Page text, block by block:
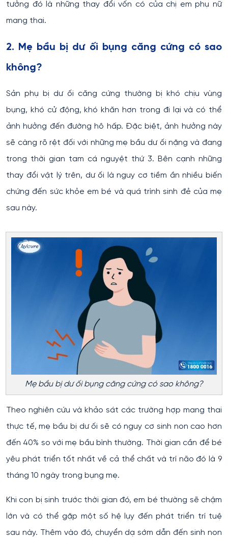
tưởng đó là những thay đổi vốn có của chị em phụ nữ
mang thai.
2. Mẹ bầu bị dư ối bụng căng cứng có sao
không?
Sản phụ bị dư ối căng cứng thường bị khó chịu vùng
bụng, khó cử động, khó khăn hơn trong đi lại và có thể
ảnh hưởng đến đường hô hấp. Đặc biệt, ảnh hưởng này
sẽ càng rõ rệt đối với những mẹ bầu dư ối nặng và đang
trong thời gian tam cá nguyệt thứ 3. Bên cạnh những
thay đổi vật lý trên, dư ối là nguy cơ tiềm ần nhiều biến
chứng đến sức khỏe em bé và quá trình sinh đẻ của mẹ
sau này.
Mẹ bầu bị dư ối bụng căng cứng có sao không?
Theo nghiên cứu và khảo sát các trường hợp mang thai
thực tế, mẹ bầu bị dư ối sẽ có nguy cơ sinh non cao hơn
đến 40% so với mẹ bầu bình thường. Thời gian cần để bé
yêu phát triển tốt nhất về cả thể chất và trí não đó là 9
tháng 10 ngày trong bụng mẹ.
Khi con bị sinh trước thời gian đó, em bé thường sẽ chậm
lớn và có thể gặp một số hệ lụy đến phát triển trí tuệ
sau này. Thêm vào đó, chuyển dạ sớm dẫn đến sinh non